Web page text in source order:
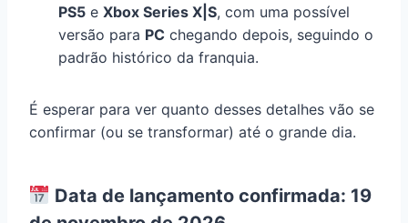
PS5 e Xbox Series X|S, com uma possível
versão para PC chegando depois, seguindo o
padrão histórico da franquia.
É esperar para ver quanto desses detalhes vão se
confirmar (ou se transformar) até o grande dia.
Data de lançamento confirmada: 19